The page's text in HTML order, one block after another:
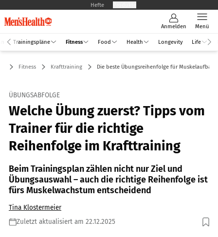
Hefte
Anmelden Menü
Trainingspläne Fitness Food Health Longevity Life
Fitness Krafttraining Die beste Übungsreihenfolge für Muskelaufbau
ÜBUNGSABFOLGE
Welche Übung zuerst? Tipps vom
Trainer für die richtige
Reihenfolge im Krafttraining
Beim Trainingsplan zählen nicht nur Ziel und
Übungsauswahl – auch die richtige Reihenfolge ist
fürs Muskelwachstum entscheidend
Tina Klostermeier
Zuletzt aktualisiert am 22.12.2025
Foto: Shutterstock.com / Prostock-studios